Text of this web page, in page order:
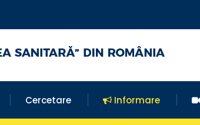
Cercetare Informare